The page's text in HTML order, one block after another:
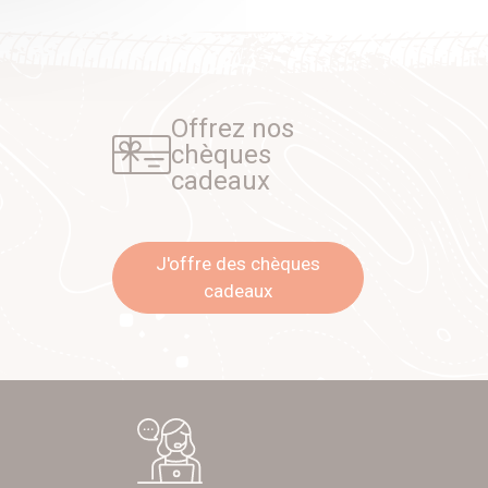
Offrez nos
chèques
cadeaux
J'offre des chèques
cadeaux